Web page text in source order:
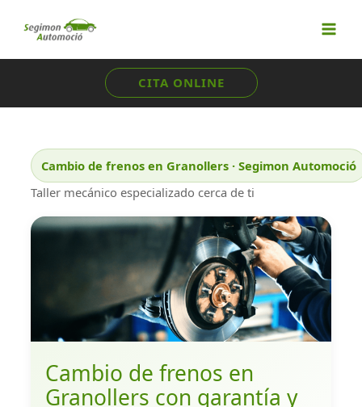
CITA ONLINE
Cambio de frenos en Granollers · Segimon Automoció
Taller mecánico especializado cerca de ti
Cambio de frenos en
Granollers con garantía y